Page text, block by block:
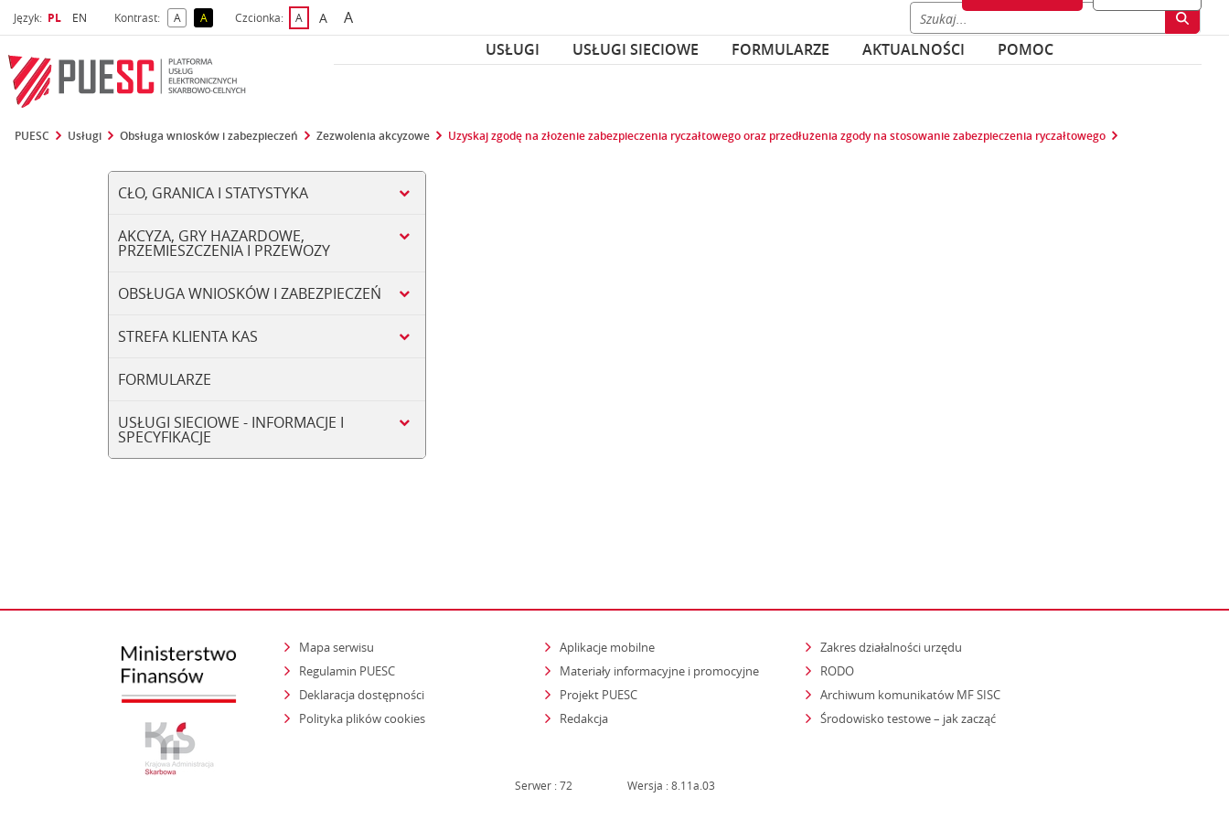
Język: Wybrany język
PL Wybierz język
EN Kontrast: Akontrast domyślny
Akontrast żółty tekst na czarnym tle
Czcionka: Adomyślna czcionka
Awiększa czcionka
Anajwiększa czcionka
USŁUGI
USŁUGI SIECIOWE FORMULARZE AKTUALNOŚCI POMOC
PUESC Usługi Obsługa wniosków i zabezpieczeń Zezwolenia akcyzowe Uzyskaj zgodę na złożenie zabezpieczenia ryczałtowego oraz przedłużenia zgody na stosowanie zabezpieczenia ryczałtowego
CŁO, GRANICA I STATYSTYKA
AKCYZA, GRY HAZARDOWE,
PRZEMIESZCZENIA I PRZEWOZY
OBSŁUGA WNIOSKÓW I ZABEZPIECZEŃ
STREFA KLIENTA KAS
FORMULARZE
USŁUGI SIECIOWE - INFORMACJE I
SPECYFIKACJE
Mapa serwisu
Regulamin PUESC
Deklaracja dostępności
Polityka plików cookies
Aplikacje mobilne
Materiały informacyjne i promocyjne
Projekt PUESC
Redakcja
Zakres działalności urzędu
RODO
Archiwum komunikatów MF SISC
Środowisko testowe – jak zacząćstrona otwiera się w nowym oknie
Serwer : 72 Wersja : 8.11a.03